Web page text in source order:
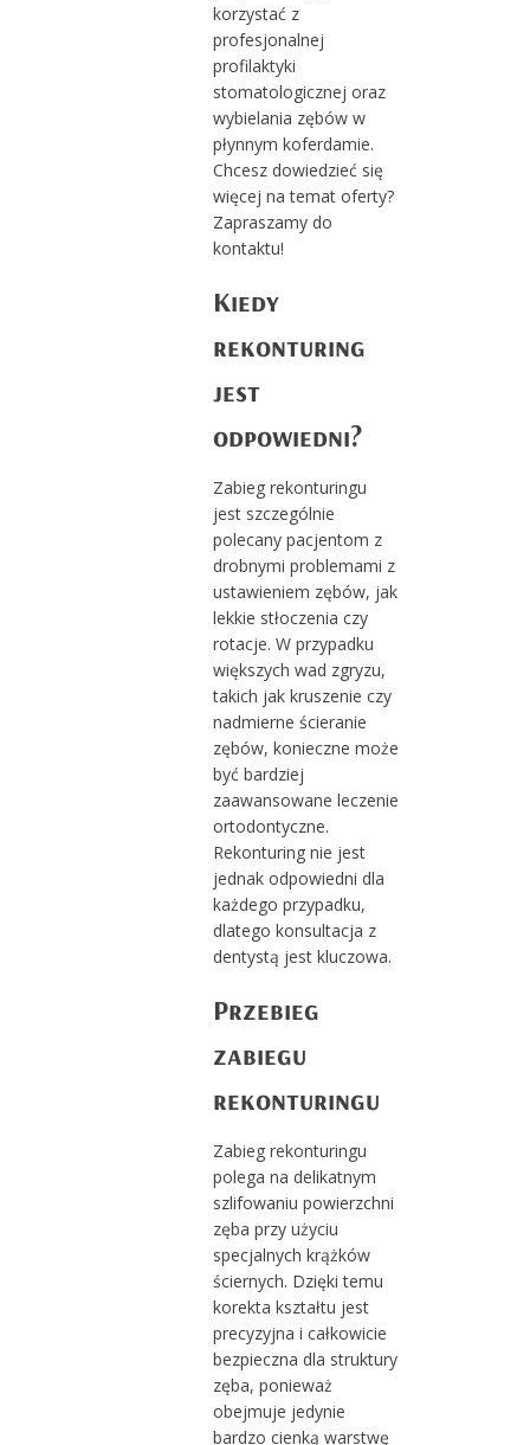
korzystać z
profesjonalnej
profilaktyki
stomatologicznej oraz
wybielania zębów w
płynnym koferdamie.
Chcesz dowiedzieć się
więcej na temat oferty?
Zapraszamy do
kontaktu!
Kiedy
rekonturing
jest
odpowiedni?
Zabieg rekonturingu
jest szczególnie
polecany pacjentom z
drobnymi problemami z
ustawieniem zębów, jak
lekkie stłoczenia czy
rotacje. W przypadku
większych wad zgryzu,
takich jak kruszenie czy
nadmierne ścieranie
zębów, konieczne może
być bardziej
zaawansowane leczenie
ortodontyczne.
Rekonturing nie jest
jednak odpowiedni dla
każdego przypadku,
dlatego konsultacja z
dentystą jest kluczowa.
Przebieg
zabiegu
rekonturingu
Zabieg rekonturingu
polega na delikatnym
szlifowaniu powierzchni
zęba przy użyciu
specjalnych krążków
ściernych. Dzięki temu
korekta kształtu jest
precyzyjna i całkowicie
bezpieczna dla struktury
zęba, ponieważ
obejmuje jedynie
bardzo cienką warstwę